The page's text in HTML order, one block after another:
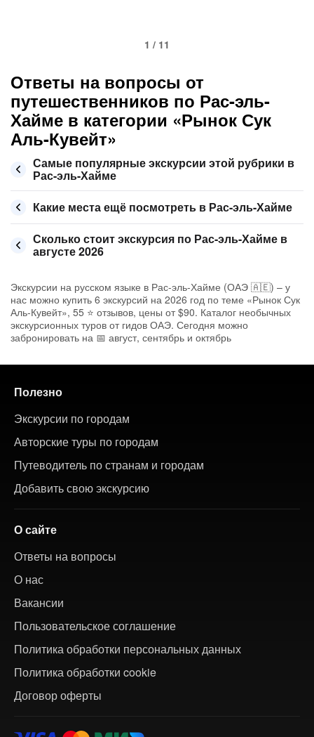
1 / 11
Ответы на вопросы от
путешественников по Рас-эль-
Хайме в категории «Рынок Сук
Аль-Кувейт»
Самые популярные экскурсии этой рубрики в
Рас-эль-Хайме
Какие места ещё посмотреть в Рас-эль-Хайме
Сколько стоит экскурсия по Рас-эль-Хайме в
августе 2026
Экскурсии на русском языке в Рас-эль-Хайме (ОАЭ 🇦🇪) – у
нас можно купить 6 экскурсий на 2026 год по теме «Рынок Сук
Аль-Кувейт», 55 ⭐ отзывов, цены от $90. Каталог необычных
экскурсионных туров от гидов ОАЭ. Сегодня можно
забронировать на 📅 август, сентябрь и октябрь
Полезно
Экскурсии по городам
Авторские туры по городам
Путеводитель по странам и городам
Добавить свою экскурсию
О сайте
Ответы на вопросы
О нас
Вакансии
Пользовательское соглашение
Политика обработки персональных данных
Политика обработки cookie
Договор оферты